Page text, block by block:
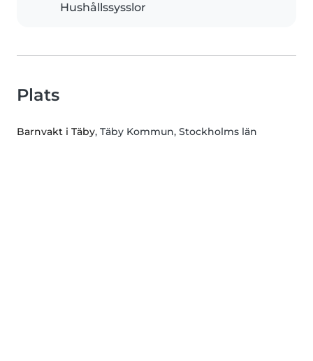
Hushållssysslor
Plats
Barnvakt i Täby, Täby Kommun, Stockholms län